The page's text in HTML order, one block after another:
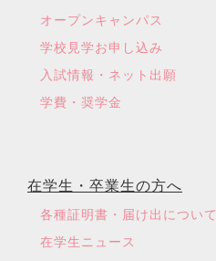
オープンキャンパス
学校見学お申し込み
入試情報・ネット出願
学費・奨学金
在学生・卒業生の方へ
各種証明書・届け出について
在学生ニュース